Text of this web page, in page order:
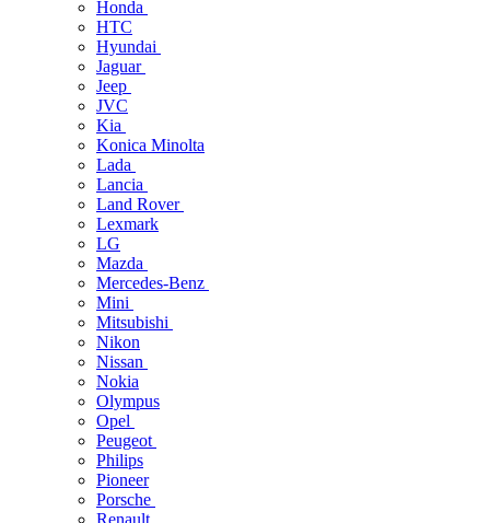
Honda
HTC
Hyundai
Jaguar
Jeep
JVC
Kia
Konica Minolta
Lada
Lancia
Land Rover
Lexmark
LG
Mazda
Mercedes-Benz
Mini
Mitsubishi
Nikon
Nissan
Nokia
Olympus
Opel
Peugeot
Philips
Pioneer
Porsche